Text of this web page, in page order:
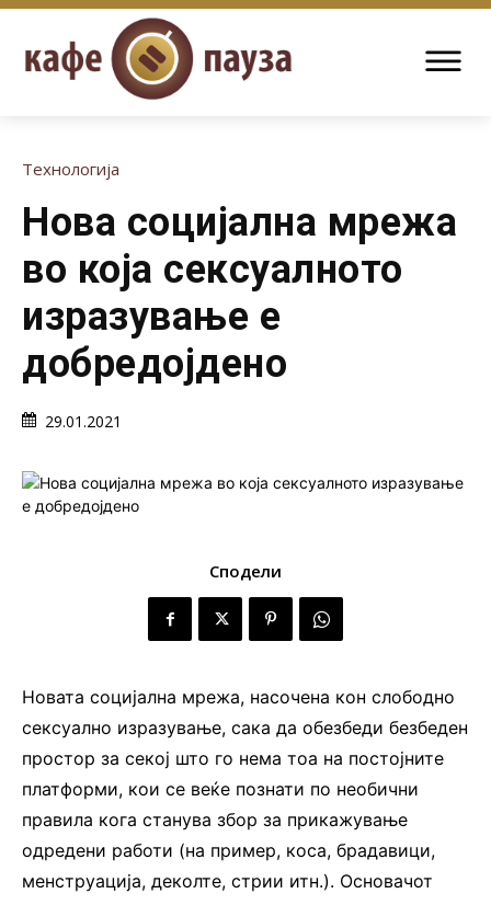
Технологија
Нова социјална мрежа
во која сексуалното
изразување е
добредојдено
29.01.2021
Сподели
Новата социјална мрежа, насочена кон слободно
сексуално изразување, сака да обезбеди безбеден
простор за секој што го нема тоа на постојните
платформи, кои се веќе познати по необични
правила кога станува збор за прикажување
одредени работи (на пример, коса, брадавици,
менструација, деколте, стрии итн.). Основачот